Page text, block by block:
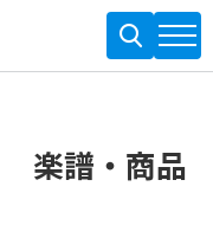
楽譜・商品